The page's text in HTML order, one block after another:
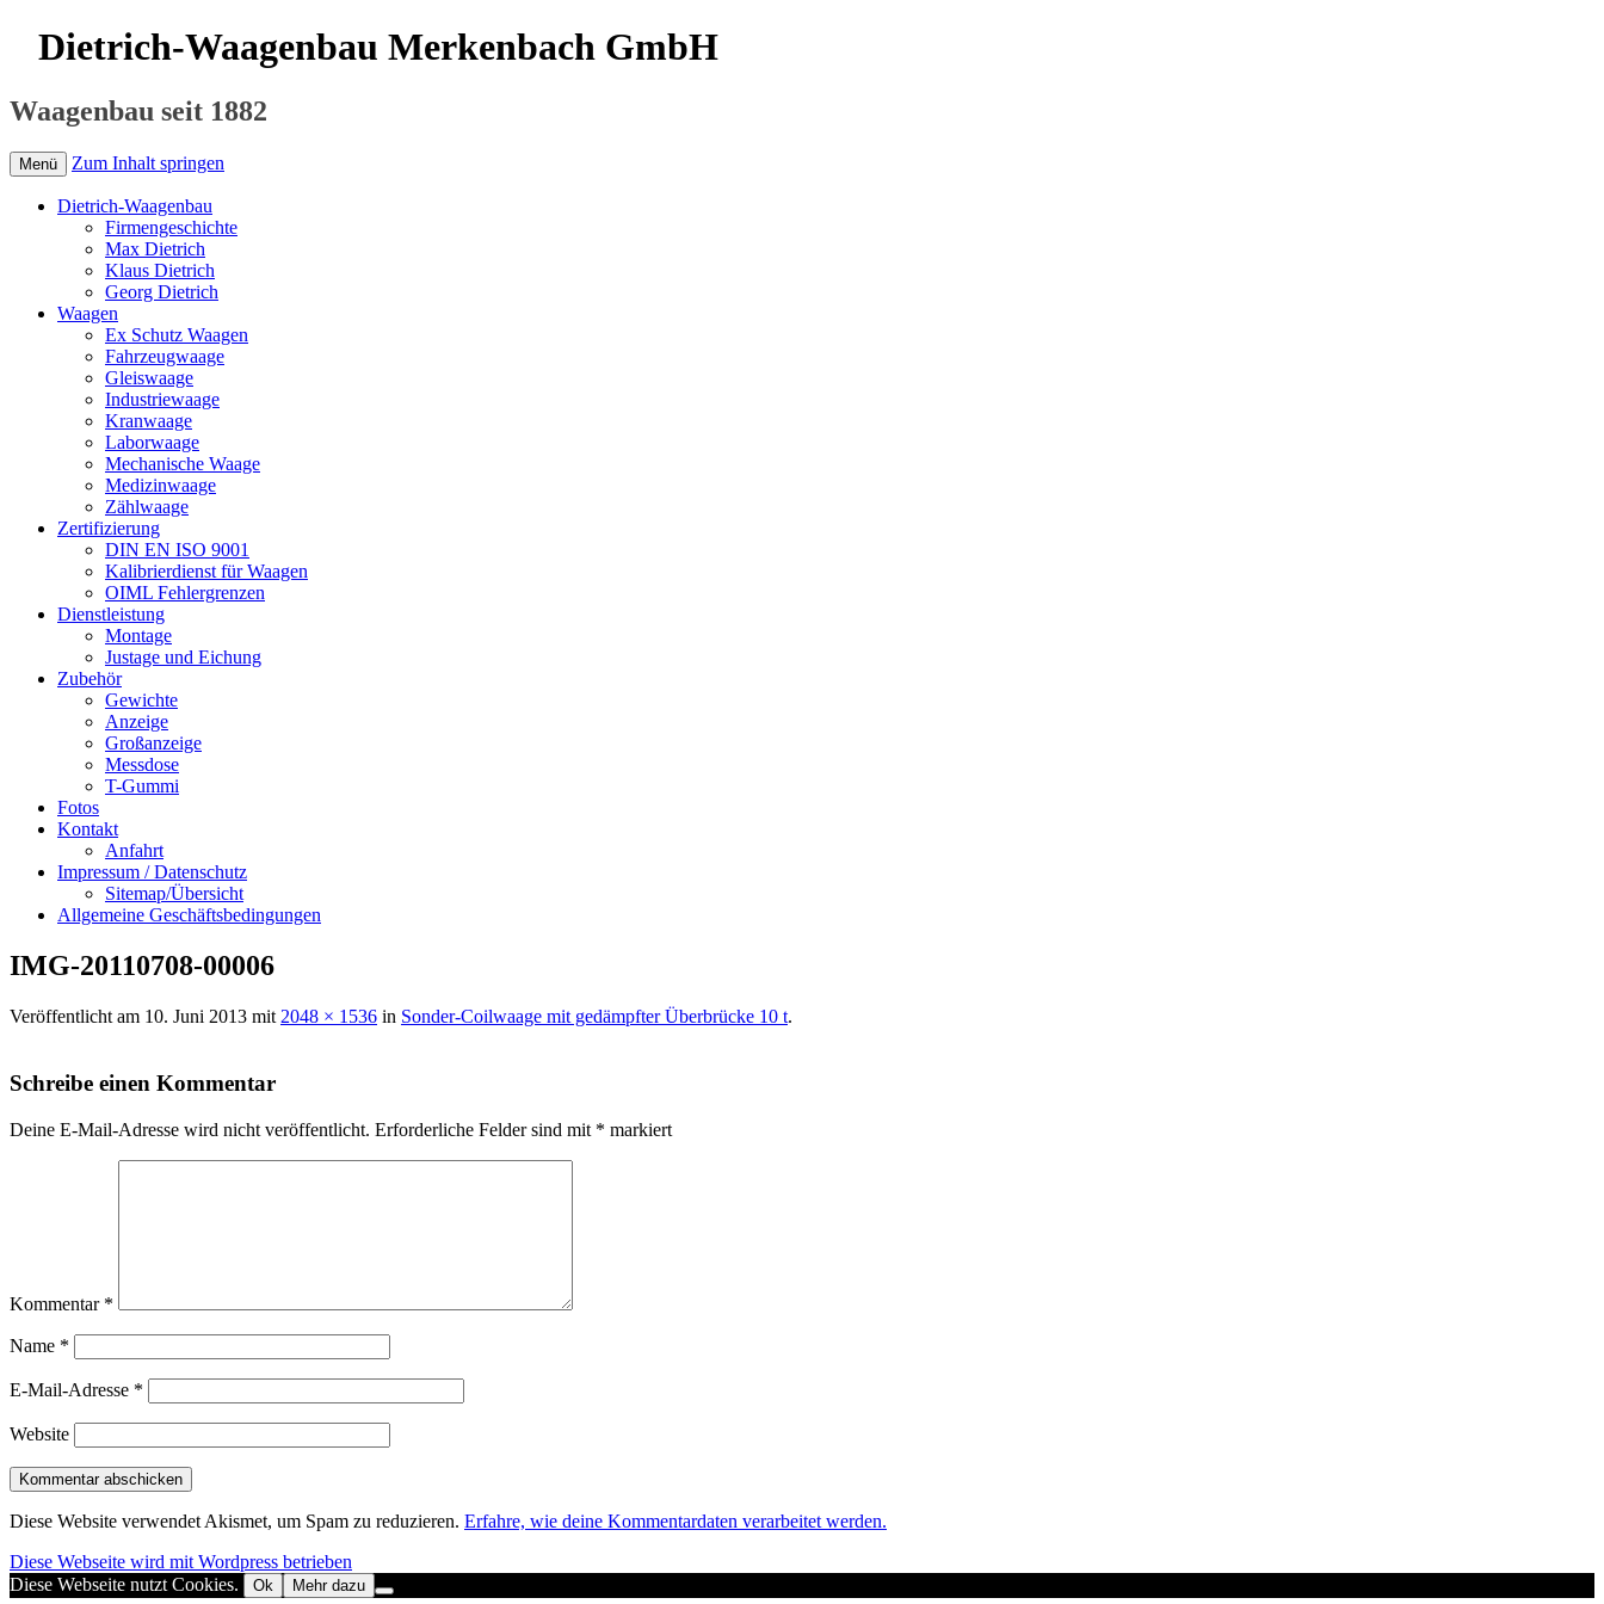
Dietrich-Waagenbau Merkenbach GmbH
Waagenbau seit 1882
Menü Zum Inhalt springen
Dietrich-Waagenbau
Firmengeschichte
Max Dietrich
Klaus Dietrich
Georg Dietrich
Waagen
Ex Schutz Waagen
Fahrzeugwaage
Gleiswaage
Industriewaage
Kranwaage
Laborwaage
Mechanische Waage
Medizinwaage
Zählwaage
Zertifizierung
DIN EN ISO 9001
Kalibrierdienst für Waagen
OIML Fehlergrenzen
Dienstleistung
Montage
Justage und Eichung
Zubehör
Gewichte
Anzeige
Großanzeige
Messdose
T-Gummi
Fotos
Kontakt
Anfahrt
Impressum / Datenschutz
Sitemap/Übersicht
Allgemeine Geschäftsbedingungen
IMG-20110708-00006
Veröffentlicht am 10. Juni 2013 mit 2048 × 1536 in Sonder-Coilwaage mit gedämpfter Überbrücke 10 t.
Schreibe einen Kommentar
Deine E-Mail-Adresse wird nicht veröffentlicht. Erforderliche Felder sind mit * markiert
Kommentar *
Name *
E-Mail-Adresse *
Website
Diese Website verwendet Akismet, um Spam zu reduzieren. Erfahre, wie deine Kommentardaten verarbeitet werden.
Diese Webseite wird mit Wordpress betrieben
Diese Webseite nutzt Cookies.
Ok Mehr dazu